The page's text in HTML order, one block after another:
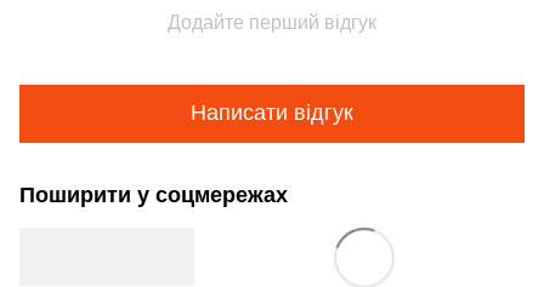
Додайте перший відгук
Написати відгук
Поширити у соцмережах